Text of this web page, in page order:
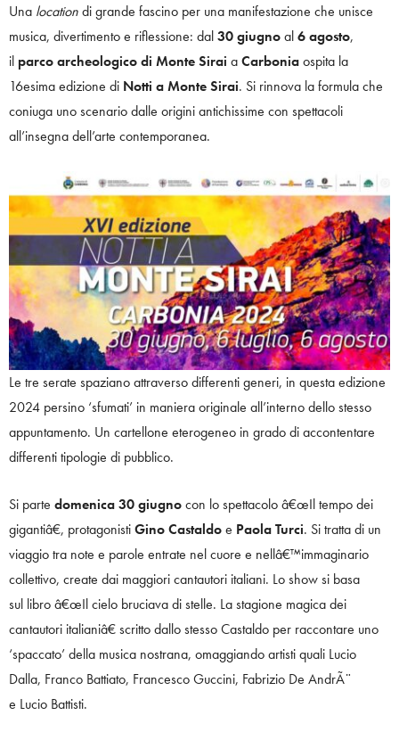
Una locationdi grande fascino per una manifestazione che unisce
musica, divertimento e riflessione: dal30 giugnoal6 agosto,
il parco archeologico di Monte Sirai aCarboniaospita la
16esima edizione di Notti a Monte Sirai. Si rinnova la formula che
coniuga uno scenario dalle origini antichissime con spettacoli
all’insegna dell’arte contemporanea.
Le tre serate spaziano attraverso differenti generi, in questa edizione
2024 persino ‘sfumati’ in maniera originale all’interno dello stesso
appuntamento. Un cartellone eterogeneo in grado di accontentare
differenti tipologie di pubblico.
Si parte domenica 30 giugnocon lo spettacolo â€œIl tempo dei
gigantiâ€, protagonistiGino Castaldoe Paola Turci. Si tratta di un
viaggio tra note e parole entrate nel cuore e nellâ€™immaginario
collettivo, create dai maggiori cantautori italiani. Lo show si basa
sul libro â€œIl cielo bruciava di stelle. La stagione magica dei
cantautori italianiâ€ scritto dallo stesso Castaldo per raccontare uno
‘spaccato’ della musica nostrana, omaggiando artisti quali Lucio
Dalla, Franco Battiato, Francesco Guccini, Fabrizio De AndrÃ¨
e Lucio Battisti.